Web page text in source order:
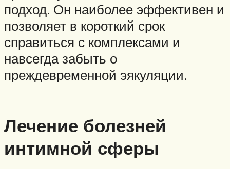
подход. Он наиболее эффективен и
позволяет в короткий срок
справиться с комплексами и
навсегда забыть о
преждевременной эякуляции.
Лечение болезней
интимной сферы